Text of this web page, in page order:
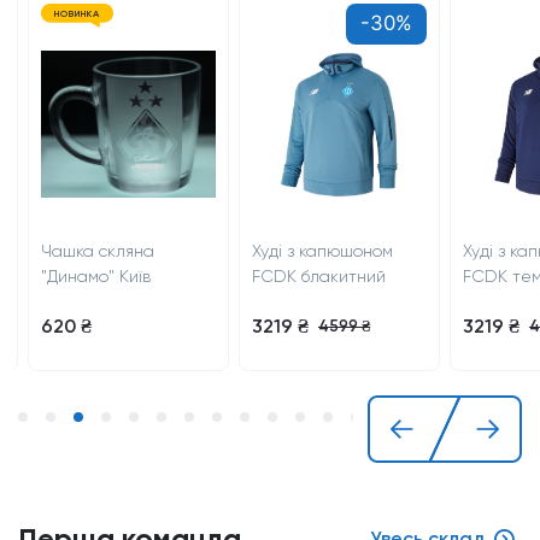
НОВИНКА
Чашка скляна
"Динамо" Київ
620 ₴
-30%
Худі з капюшоном
FCDK блакитний
3219 ₴ 4599 ₴
Худі з
FCDK
3219 ₴